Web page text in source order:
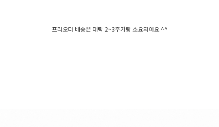
프리오더 배송은 대략 2~3주가량 소요되어요 ^^